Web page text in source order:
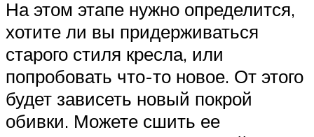
На этом этапе нужно определится,
хотите ли вы придерживаться
старого стиля кресла, или
попробовать что-то новое. От этого
будет зависеть новый покрой
обивки. Можете сшить ее